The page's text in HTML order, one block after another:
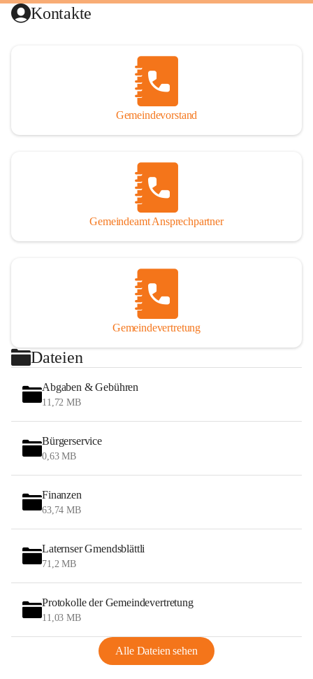
Kontakte
Gemeindevorstand
Gemeindeamt Ansprechpartner
Gemeindevertretung
Dateien
Abgaben & Gebühren
11,72 MB
Bürgerservice
0,63 MB
Finanzen
63,74 MB
Laternser Gmendsblättli
71,2 MB
Protokolle der Gemeindevertretung
11,03 MB
Alle Dateien sehen